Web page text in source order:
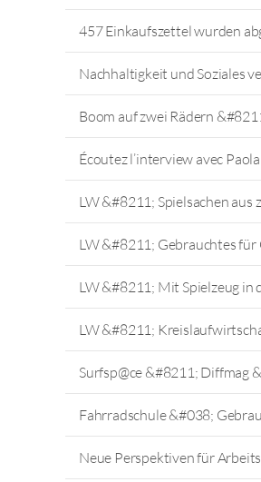
457 Einkaufszettel wurden
Nachhaltigkeit und Soziales
Boom auf zwei Rädern
Écoutez l’interview avec
LW &#8211; Spielsachen
LW &#8211; Gebrauchtes
LW &#8211; Mit Spielzeug
LW &#8211;
Surfsp@ce &#8211; Diffmag
Fahrradschule &#038;
Neue Perspektiven für